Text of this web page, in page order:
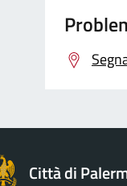
Città di